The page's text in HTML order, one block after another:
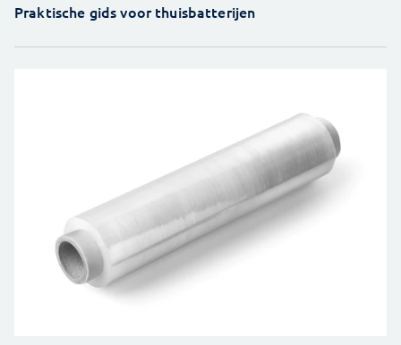
Praktische gids voor thuisbatterijen